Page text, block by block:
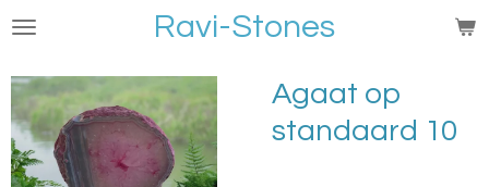
Ga
naar
de
hoofdinhoud
Ravi-Stones
Agaat op
standaard 10